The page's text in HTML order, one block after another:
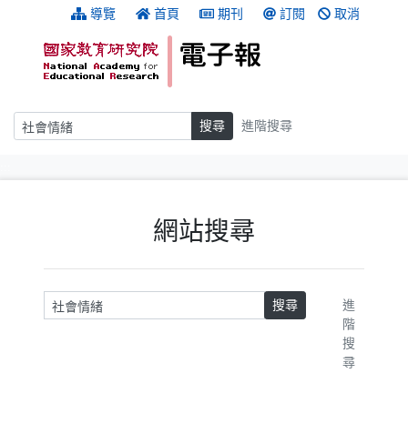
跳到主要內容 導覽 首頁 期刊 訂閱 取消
搜尋 搜尋 進階搜尋
網站搜尋
請輸入關鍵字 搜尋
進
階
搜
尋